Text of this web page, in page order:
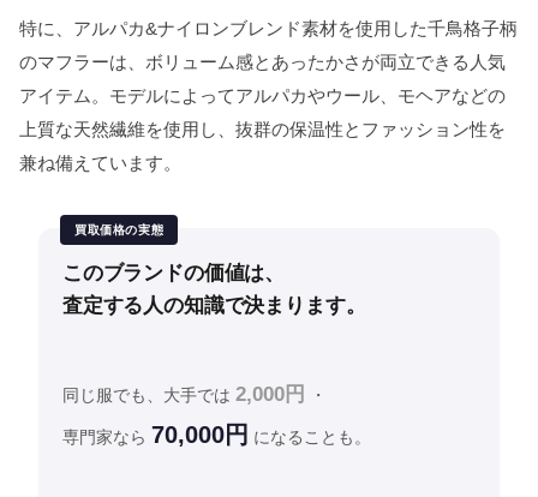
特に、アルパカ&ナイロンブレンド素材を使用した千鳥格子柄
のマフラーは、ボリューム感とあったかさが両立できる人気
アイテム。モデルによってアルパカやウール、モヘアなどの
上質な天然繊維を使用し、抜群の保温性とファッション性を
兼ね備えています。
買取価格の実態
このブランドの価値は、
査定する人の知識で決まります。
同じ服でも、大手では 2,000円 ・
専門家なら 70,000円 になることも。